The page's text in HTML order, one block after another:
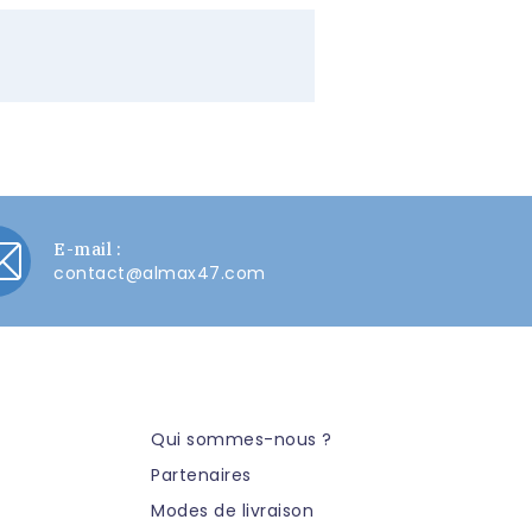
E-mail :
contact@almax47.com
Qui sommes-nous ?
Partenaires
Modes de livraison